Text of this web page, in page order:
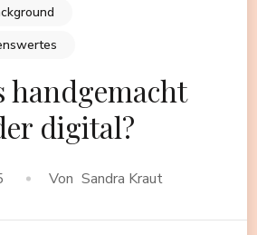
handgemacht
digital?
Von Sandra Kraut